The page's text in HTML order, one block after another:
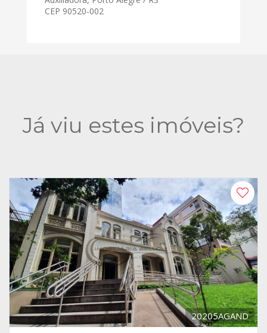
CEP 90520-002
Já viu estes imóveis?
20205AGAND